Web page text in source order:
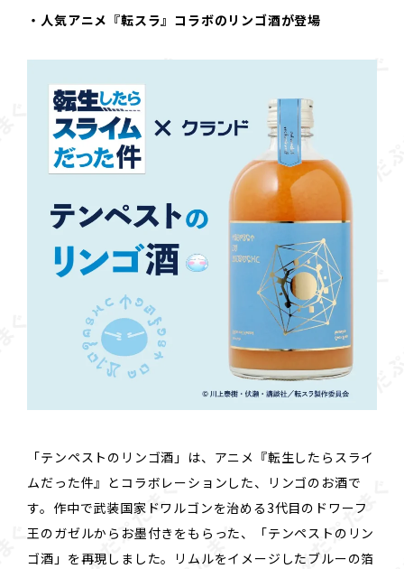
・人気アニメ『転スラ』コラボのリンゴ酒が登場
「テンペストのリンゴ酒」は、アニメ『転生したらスライ
ムだった件』とコラボレーションした、リンゴのお酒で
す。作中で武装国家ドワルゴンを治める3代目のドワーフ
王のガゼルからお墨付きをもらった、「テンペストのリン
ゴ酒」を再現しました。リムルをイメージしたブルーの箔